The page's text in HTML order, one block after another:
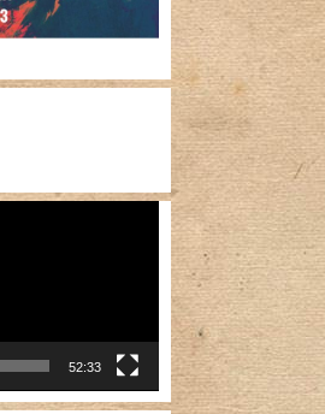
52:33